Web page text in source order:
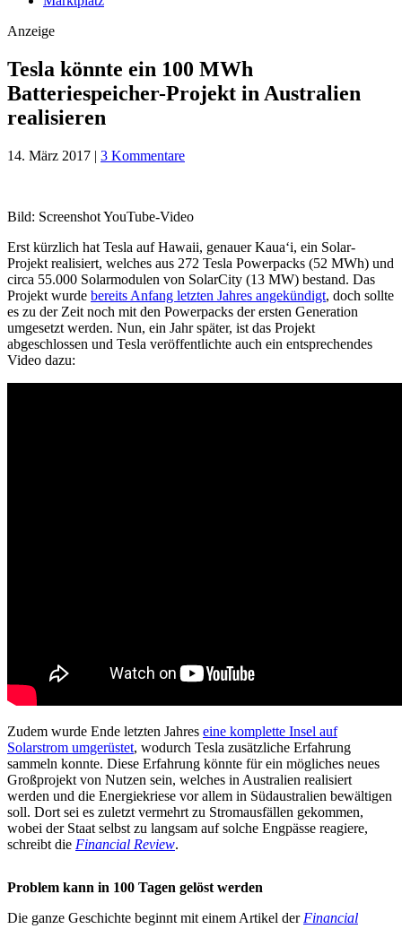
Anzeige
Tesla könnte ein 100 MWh
Batteriespeicher-Projekt in Australien
realisieren
14. März 2017 | 3 Kommentare
Bild: Screenshot YouTube-Video
Erst kürzlich hat Tesla auf Hawaii, genauer Kauaʻi, ein Solar-
Projekt realisiert, welches aus 272 Tesla Powerpacks (52 MWh) und
circa 55.000 Solarmodulen von SolarCity (13 MW) bestand. Das
Projekt wurde bereits Anfang letzten Jahres angekündigt, doch sollte
es zu der Zeit noch mit den Powerpacks der ersten Generation
umgesetzt werden. Nun, ein Jahr später, ist das Projekt
abgeschlossen und Tesla veröffentlichte auch ein entsprechendes
Video dazu:
Zudem wurde Ende letzten Jahres eine komplette Insel auf
Solarstrom umgerüstet, wodurch Tesla zusätzliche Erfahrung
sammeln konnte. Diese Erfahrung könnte für ein mögliches neues
Großprojekt von Nutzen sein, welches in Australien realisiert
werden und die Energiekriese vor allem in Südaustralien bewältigen
soll. Dort sei es zuletzt vermehrt zu Stromausfällen gekommen,
wobei der Staat selbst zu langsam auf solche Engpässe reagiere,
schreibt die Financial Review.
Problem kann in 100 Tagen gelöst werden
Die ganze Geschichte beginnt mit einem Artikel der Financial